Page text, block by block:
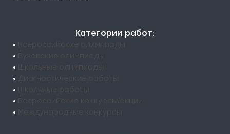
Категории работ:
•
•
•
•
•
•
•